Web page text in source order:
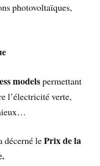
photovoltaïques,
modelspermettant
l’électricité verte,
décerné lePrix de la